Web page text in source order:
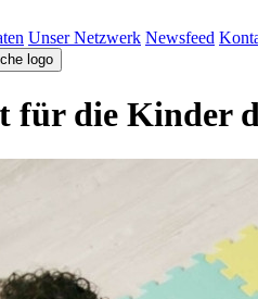
Unser Netzwerk Newsfeed
für die Kinder